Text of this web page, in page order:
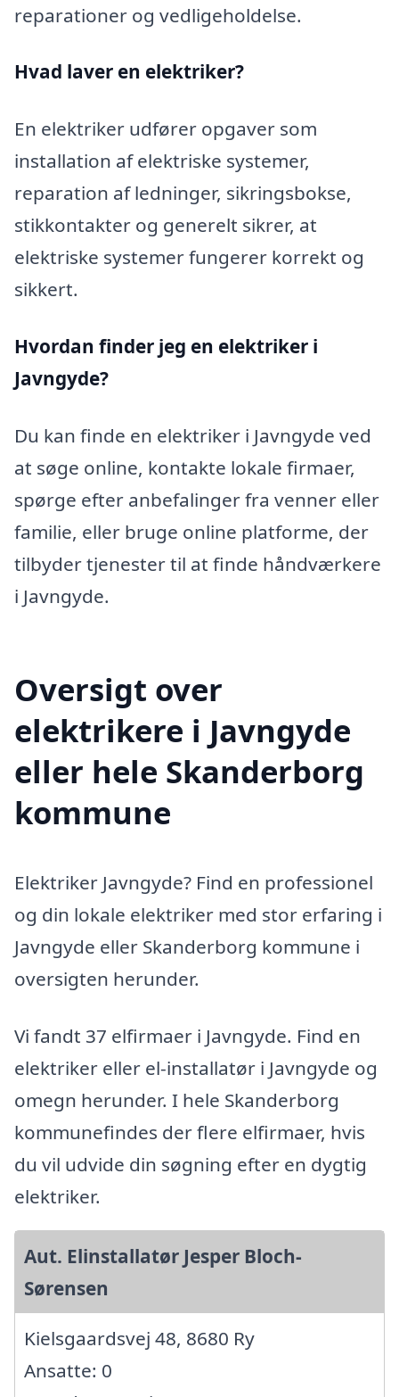
reparationer og vedligeholdelse.
Hvad laver en elektriker?
En elektriker udfører opgaver som
installation af elektriske systemer,
reparation af ledninger, sikringsbokse,
stikkontakter og generelt sikrer, at
elektriske systemer fungerer korrekt og
sikkert.
Hvordan finder jeg en elektriker i
Javngyde?
Du kan finde en elektriker i Javngyde ved
at søge online, kontakte lokale firmaer,
spørge efter anbefalinger fra venner eller
familie, eller bruge online platforme, der
tilbyder tjenester til at finde håndværkere
i Javngyde.
Oversigt over
elektrikere i Javngyde
eller hele Skanderborg
kommune
Elektriker Javngyde? Find en professionel
og din lokale elektriker med stor erfaring i
Javngyde eller Skanderborg kommune i
oversigten herunder.
Vi fandt 37 elfirmaer i Javngyde. Find en
elektriker eller el-installatør i Javngyde og
omegn herunder. I hele Skanderborg
kommunefindes der flere elfirmaer, hvis
du vil udvide din søgning efter en dygtig
elektriker.
Aut. Elinstallatør Jesper Bloch-
Sørensen
Kielsgaardsvej 48, 8680 Ry
Ansatte: 0